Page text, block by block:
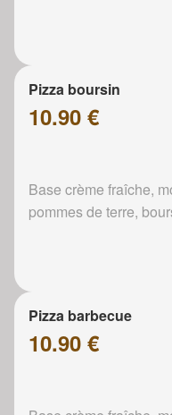
Pizza boursin
10.90 €
Base crème fraîche,
pommes de terre,
Pizza barbecue
10.90 €